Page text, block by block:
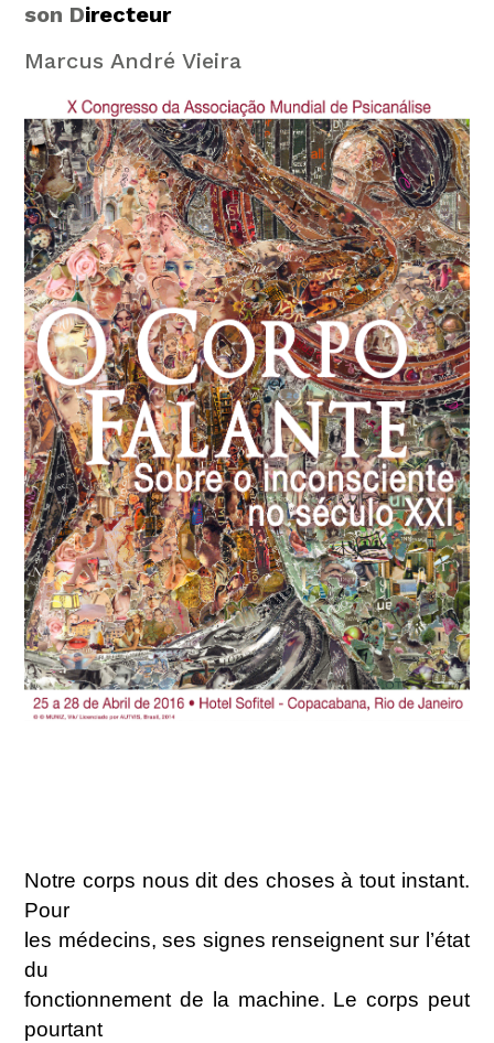
son Directeur
Marcus André Vieira
Notre corps nous dit des choses à tout instant.
Pour
les médecins, ses signes renseignent sur l’état
du
fonctionnement de la machine. Le corps peut
pourtant